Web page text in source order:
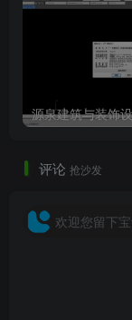
评论 抢沙发
欢迎您留下